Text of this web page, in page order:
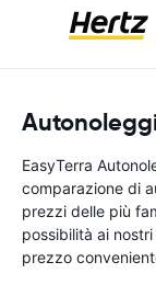
EasyTerra
comparazione di
prezzi delle più
possibilità ai
prezzo